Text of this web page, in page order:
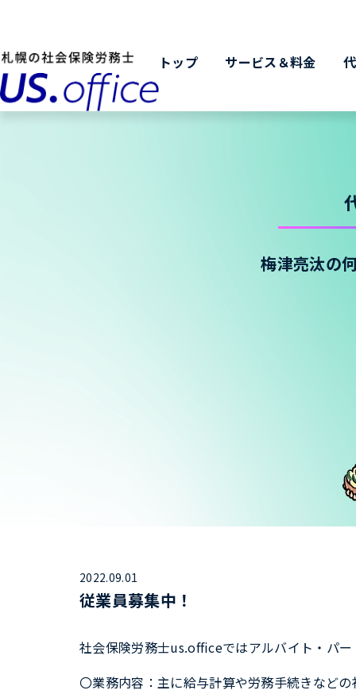
トップ サービス＆料金
梅津亮汰の
2022.09.01
従業員募集中！
社会保険労務士us.officeではアルバイト・パ
〇業務内容：主に給与計算や労務手続きなど